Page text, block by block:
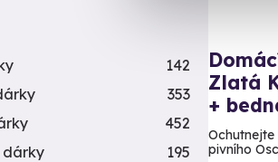
Zlatá
+
pivního
142
353
452
dárky
195